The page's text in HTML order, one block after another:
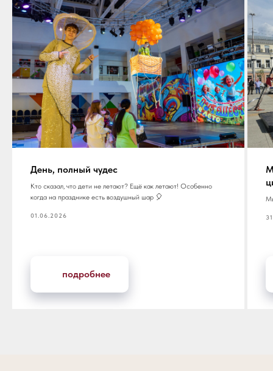
День, полный чудес
Кто сказал, что дети не летают? Ещё как летают! Особенно
когда на празднике есть воздушный шар 🎈
01.06.2026
подробнее